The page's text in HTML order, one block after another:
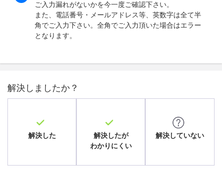
ご入力漏れがないかを今一度ご確認下さい。
また、電話番号・メールアドレス等、英数字は全て半
角でご入力下さい。全角でご入力頂いた場合はエラー
となります。
解決しましたか？
解決した
解決したが
わかりにくい
解決していない